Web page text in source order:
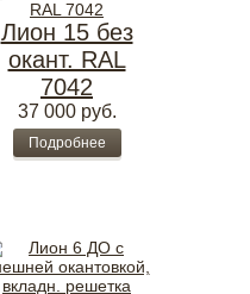
Лион 15 без
окант. RAL
7042
37 000 руб.
Подробнее